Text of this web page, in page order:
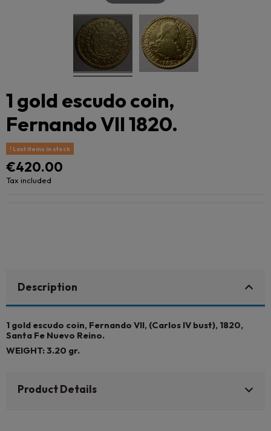
1 gold escudo coin,
Fernando VII 1820.
Last items in stock
€420.00
Tax included
Description
1 gold escudo coin, Fernando VII, (Carlos IV bust), 1820,
Santa Fe Nuevo Reino.
WEIGHT: 3.20 gr.
Product Details